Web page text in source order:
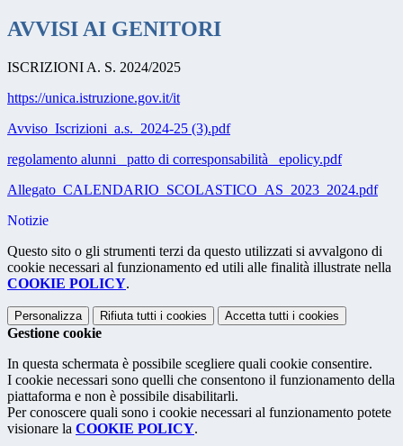
AVVISI AI GENITORI
ISCRIZIONI A. S. 2024/2025
https://unica.istruzione.gov.it/it
Avviso_Iscrizioni_a.s._2024-25 (3).pdf
regolamento alunni_ patto di corresponsabilità _epolicy.pdf
Allegato_CALENDARIO_SCOLASTICO_AS_2023_2024.pdf
Notizie
Questo sito o gli strumenti terzi da questo utilizzati si avvalgono di
cookie necessari al funzionamento ed utili alle finalità illustrate nella
COOKIE POLICY.
Personalizza Rifiuta tutti i cookies Accetta tutti i cookies
Gestione cookie
In questa schermata è possibile scegliere quali cookie consentire.
I cookie necessari sono quelli che consentono il funzionamento della
piattaforma e non è possibile disabilitarli.
Per conoscere quali sono i cookie necessari al funzionamento potete
visionare la COOKIE POLICY.